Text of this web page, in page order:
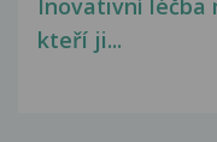
Inovativní léčba
kteří ji...